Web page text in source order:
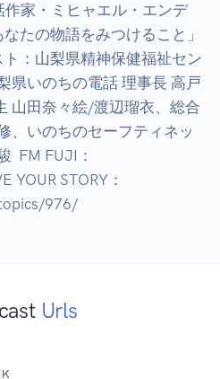
作家・ミヒャエル・エンデ
たの物語をみつけること」
：山梨県精神保健福祉セン
県いのちの電話 理事長 高戸
山田奈々絵/渡辺瑠衣、総合
、いのちのセーフティネッ
FM FUJI：
STORY：
976/
Urls